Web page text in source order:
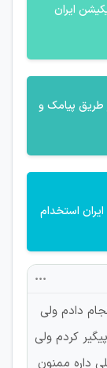
ایران
طریق پیامک و
استخدام
روانجام دادم ولی
کردم ولی
داره ممنون